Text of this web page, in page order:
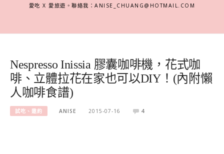
愛吃 X 愛旅遊。聯絡我：ANISE_CHUANG@HOTMAIL.COM
Nespresso Inissia 膠囊咖啡機，花式咖
啡、立體拉花在家也可以DIY！(內附懶
人咖啡食譜)
試吃、邀約 ANISE 2015-07-16 4